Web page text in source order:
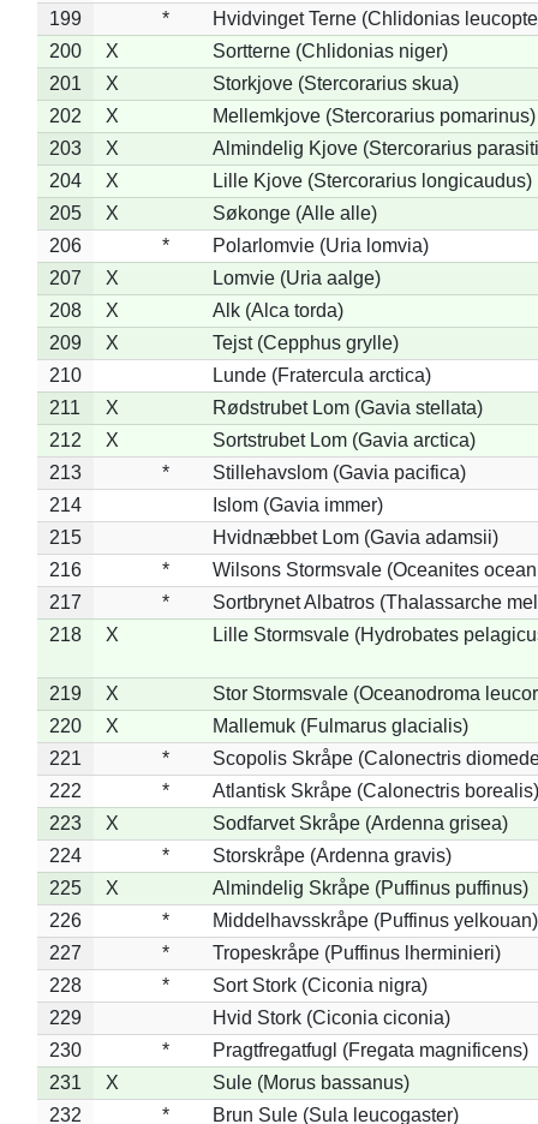
199
*
Hvidvinget Terne (Chlidonias
200
X
Sortterne (Chlidonias niger)
201
X
Storkjove (Stercorarius skua)
202
X
Mellemkjove (Stercorarius pomarinus)
203
X
Almindelig Kjove (Stercorarius
204
X
Lille Kjove (Stercorarius longicaudus)
205
X
Søkonge (Alle alle)
206
*
Polarlomvie (Uria lomvia)
207
X
Lomvie (Uria aalge)
208
X
Alk (Alca torda)
209
X
Tejst (Cepphus grylle)
210
Lunde (Fratercula arctica)
211
X
Rødstrubet Lom (Gavia stellata)
212
X
Sortstrubet Lom (Gavia arctica)
213
*
Stillehavslom (Gavia pacifica)
214
Islom (Gavia immer)
215
Hvidnæbbet Lom (Gavia adamsii)
216
*
Wilsons Stormsvale (Oceanites
217
*
Sortbrynet Albatros (Thalassarche
218
X Lille Stormsvale (Hydrobates
219 X
Stor Stormsvale (Oceanodroma
220
X
Mallemuk (Fulmarus glacialis)
221
*
Scopolis Skråpe (Calonectris
222
*
Atlantisk Skråpe (Calonectris borealis)
223
X
Sodfarvet Skråpe (Ardenna grisea)
224
*
Storskråpe (Ardenna gravis)
225
X
Almindelig Skråpe (Puffinus puffinus)
226
*
Middelhavsskråpe (Puffinus yelkouan)
227
*
Tropeskråpe (Puffinus lherminieri)
228
*
Sort Stork (Ciconia nigra)
229
Hvid Stork (Ciconia ciconia)
230
*
Pragtfregatfugl (Fregata magnificens)
231
X
Sule (Morus bassanus)
232
* Brun Sule (Sula leucogaster)